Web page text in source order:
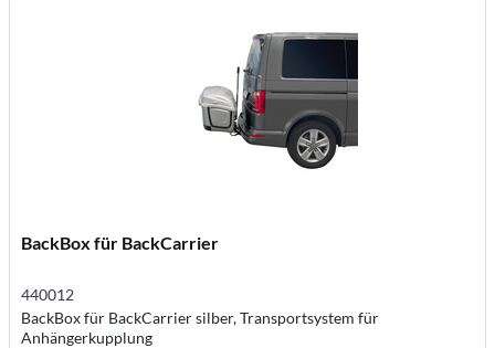
BackBox für BackCarrier
440012
BackBox für BackCarrier silber, Transportsystem für
Anhängerkupplung